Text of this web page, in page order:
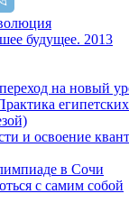
будущее. 2013
на новый
и освоение
в Сочи
с самим собой